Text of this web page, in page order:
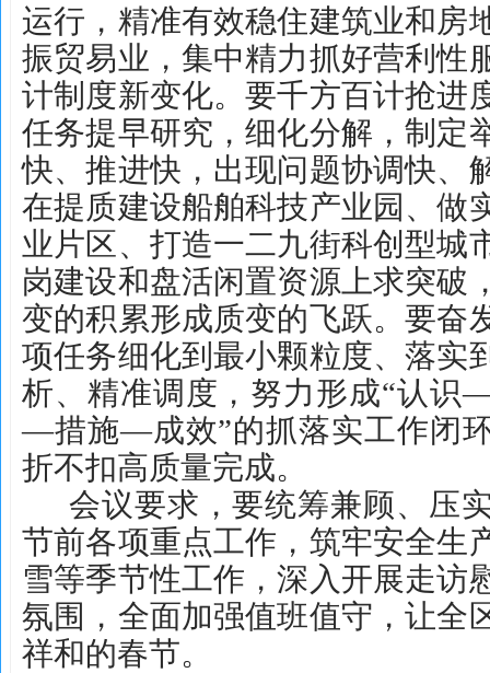
运行，精准有效稳住建筑业和房
振贸易业，集中精力抓好营利性
计制度新变化。要千方百计抢进
任务提早研究，细化分解，制定
快、推进快，出现问题协调快、
在提质建设船舶科技产业园、做
业片区、打造一二九街科创型城
岗建设和盘活闲置资源上求突破
变的积累形成质变的飞跃。要奋
项任务细化到最小颗粒度、落实
析、精准调度，努力形成“认
—措施—成效”的抓落实工作闭
折不扣高质量完成。
会议要求，要统筹兼顾、压
节前各项重点工作，筑牢安全生
雪等季节性工作，深入开展走访
氛围，全面加强值班值守，让全
祥和的春节。